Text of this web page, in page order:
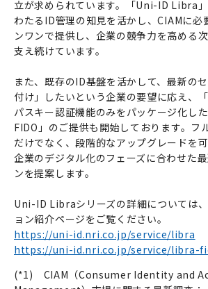
立が求められています。「Uni-ID Libra
わたるID管理の知見を活かし、CIAMに必
ンワンで提供し、企業の競争力を高める
支え続けています。
また、既存のID基盤を活かして、最新の
付け」したいという企業の要望に応え、
パスキー認証機能のみをパッケージ化し
FIDO」のご提供も開始しております。フ
だけでなく、段階的なアップグレードを可
企業のデジタル化のフェーズに合わせた
ンを提案します。
Uni-ID Libraシリーズの詳細については
ョン紹介ページをご覧ください。
https://uni-id.nri.co.jp/service/libra
https://uni-id.nri.co.jp/service/libra-
(*1) CIAM（Consumer Identity and